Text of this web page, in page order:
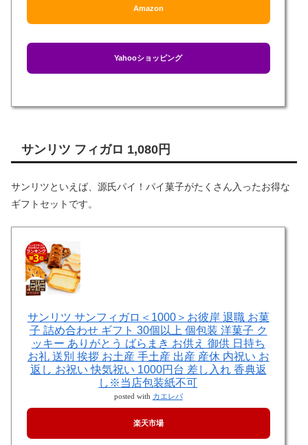
Amazon
Yahooショッピング
サンリツ フィガロ 1,080円
サンリツといえば、源氏パイ！パイ菓子がたくさん入ったお得な
ギフトセットです。
サンリツ サンフィガロ＜1000＞お彼岸 退職 お菓
子 詰め合わせ ギフト 30個以上 個包装 洋菓子 ク
ッキー ありがとう ばらまき お供え 御供 日持ち
お礼 送別 挨拶 お土産 手土産 出産 産休 内祝い お
返し お祝い 快気祝い 1000円台 差し入れ 香典返
し※当店包装紙不可
posted with カエレバ
楽天市場